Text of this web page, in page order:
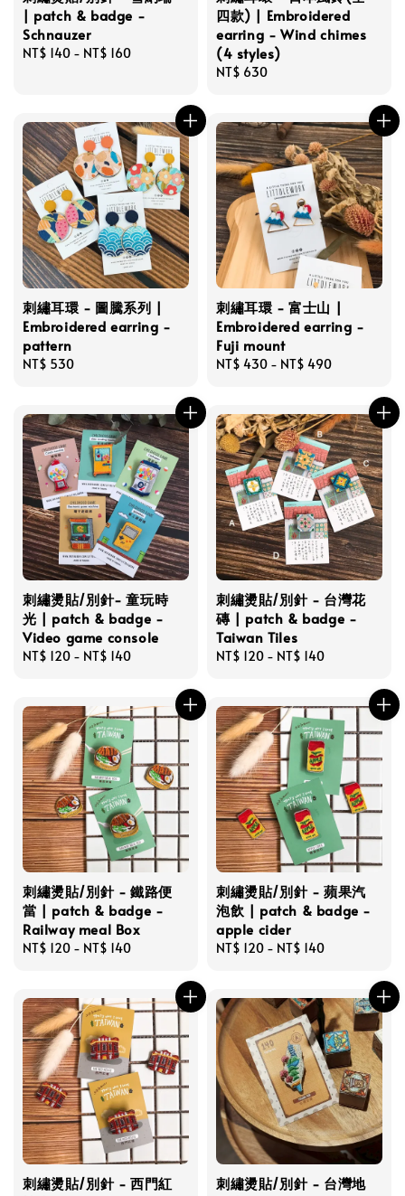
| patch & badge -
Schnauzer
Regular
NT$ 140 - NT$ 160
四款) | Embroidered
earring - Wind chimes
(4 styles)
Regular
NT$ 630
刺繡耳環 - 圖騰系列 |
Embroidered earring -
pattern
Regular
NT$ 530
刺繡耳環 - 富士山 |
Embroidered earring -
Fuji mount
Regular
NT$ 430 - NT$ 490
刺繡燙貼/別針- 童玩時
光 | patch & badge -
Video game console
Regular
NT$ 120 - NT$ 140
刺繡燙貼/別針 - 台灣花
磚 | patch & badge -
Taiwan Tiles
Regular
NT$ 120 - NT$ 140
刺繡燙貼/別針 - 鐵路便
當 | patch & badge -
Railway meal Box
Regular
NT$ 120 - NT$ 140
刺繡燙貼/別針 - 蘋果汽
泡飲 | patch & badge -
apple cider
Regular
NT$ 120 - NT$ 140
刺繡燙貼/別針 - 西門紅
刺繡燙貼/別針 - 台灣地